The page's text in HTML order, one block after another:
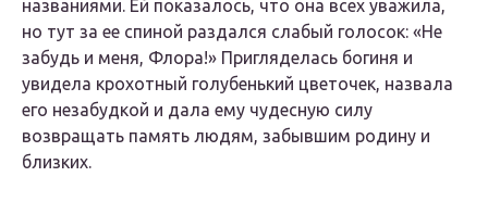
названиями. Ей показалось, что она всех уважила,
но тут за ее спиной раздался слабый голосок: «Не
забудь и меня, Флора!» Пригляделась богиня и
увидела крохотный голубенький цветочек, назвала
его незабудкой и дала ему чудесную силу
возвращать память людям, забывшим родину и
близких.